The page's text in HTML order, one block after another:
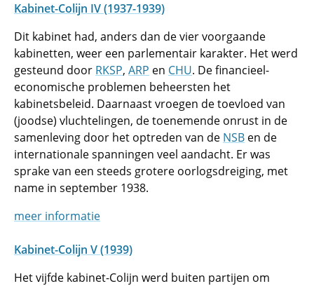
Kabinet-Colijn IV (1937-1939)
Dit kabinet had, anders dan de vier voorgaande
kabinetten, weer een parlementair karakter. Het werd
gesteund door RKSP, ARP en CHU. De financieel-
economische problemen beheersten het
kabinetsbeleid. Daarnaast vroegen de toevloed van
(joodse) vluchtelingen, de toenemende onrust in de
samenleving door het optreden van de NSB en de
internationale spanningen veel aandacht. Er was
sprake van een steeds grotere oorlogsdreiging, met
name in september 1938.
meer informatie
Kabinet-Colijn V (1939)
Het vijfde kabinet-Colijn werd buiten partijen om